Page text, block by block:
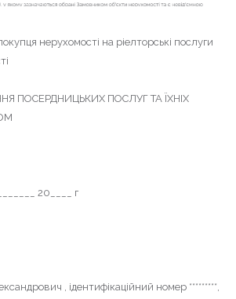
нерухомості на ріелторські послуги
ПОСЕРДНИЦЬКИХ ПОСЛУГ ТА ЇХНІХ
20____ г
, ідентифікаційний номер *********,